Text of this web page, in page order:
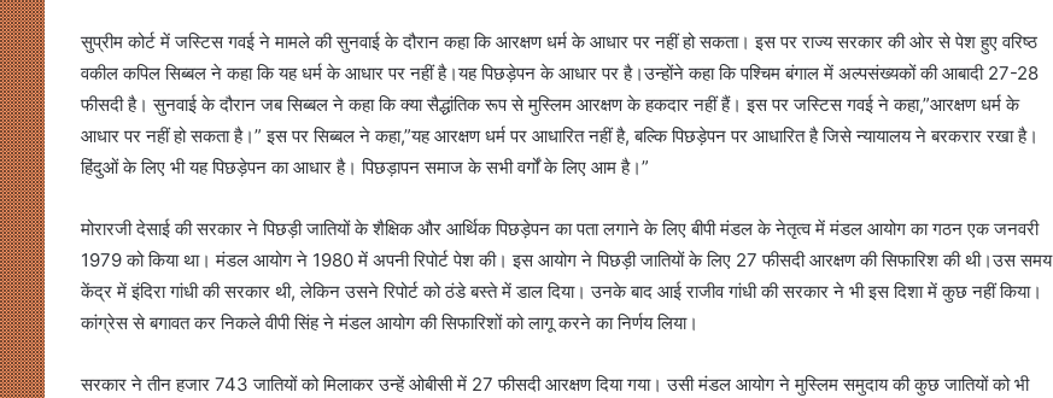
सुप्रीम कोर्ट में जस्टिस गवई ने मामले की सुनवाई के दौरान कहा कि आरक्षण धर्म के आधार पर नहीं हो सकता। इस पर राज्य सरकार की ओर से पेश हुए वरिष्ठ
वकील कपिल सिब्बल ने कहा कि यह धर्म के आधार पर नहीं है।यह पिछड़ेपन के आधार पर है।उन्होंने कहा कि पश्चिम बंगाल में अल्पसंख्यकों की आबादी 27-28
फीसदी है। सुनवाई के दौरान जब सिब्बल ने कहा कि क्या सैद्धांतिक रूप से मुस्लिम आरक्षण के हकदार नहीं हैं। इस पर जस्टिस गवई ने कहा,”आरक्षण धर्म के
आधार पर नहीं हो सकता है।” इस पर सिब्बल ने कहा,”यह आरक्षण धर्म पर आधारित नहीं है, बल्कि पिछड़ेपन पर आधारित है जिसे न्यायालय ने बरकरार रखा है।
हिंदुओं के लिए भी यह पिछड़ेपन का आधार है। पिछड़ापन समाज के सभी वर्गों के लिए आम है।”
मोरारजी देसाई की सरकार ने पिछड़ी जातियों के शैक्षिक और आर्थिक पिछड़ेपन का पता लगाने के लिए बीपी मंडल के नेतृत्व में मंडल आयोग का गठन एक जनवरी
1979 को किया था। मंडल आयोग ने 1980 में अपनी रिपोर्ट पेश की। इस आयोग ने पिछड़ी जातियों के लिए 27 फीसदी आरक्षण की सिफारिश की थी।उस समय
केंद्र में इंदिरा गांधी की सरकार थी, लेकिन उसने रिपोर्ट को ठंडे बस्ते में डाल दिया। उनके बाद आई राजीव गांधी की सरकार ने भी इस दिशा में कुछ नहीं किया।
कांग्रेस से बगावत कर निकले वीपी सिंह ने मंडल आयोग की सिफारिशों को लागू करने का निर्णय लिया।
सरकार ने तीन हजार 743 जातियों को मिलाकर उन्हें ओबीसी में 27 फीसदी आरक्षण दिया गया। उसी मंडल आयोग ने मुस्लिम समुदाय की कुछ जातियों को भी